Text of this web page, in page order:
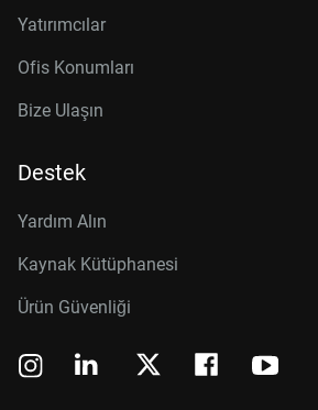
Yatırımcılar
Ofis Konumları
Bize Ulaşın
Destek
Yardım Alın
Kaynak Kütüphanesi
Ürün Güvenliği